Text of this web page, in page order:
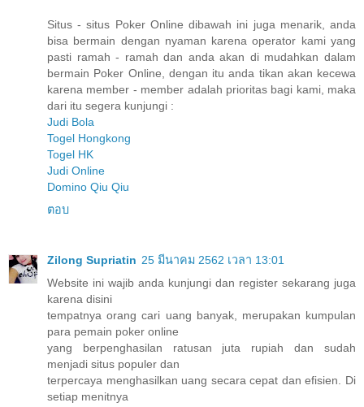
Situs - situs Poker Online dibawah ini juga menarik, anda
bisa bermain dengan nyaman karena operator kami yang
pasti ramah - ramah dan anda akan di mudahkan dalam
bermain Poker Online, dengan itu anda tikan akan kecewa
karena member - member adalah prioritas bagi kami, maka
dari itu segera kunjungi :
Judi Bola
Togel Hongkong
Togel HK
Judi Online
Domino Qiu Qiu
ตอบ
Zilong Supriatin 25 มีนาคม 2562 เวลา 13:01
Website ini wajib anda kunjungi dan register sekarang juga
karena disini
tempatnya orang cari uang banyak, merupakan kumpulan
para pemain poker online
yang berpenghasilan ratusan juta rupiah dan sudah
menjadi situs populer dan
terpercaya menghasilkan uang secara cepat dan efisien. Di
setiap menitnya